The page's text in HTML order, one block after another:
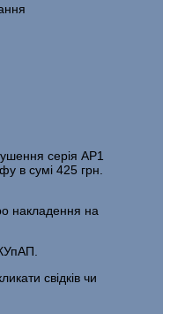
серія АР1
в сумі 425 грн.
накладення на
свідків чи